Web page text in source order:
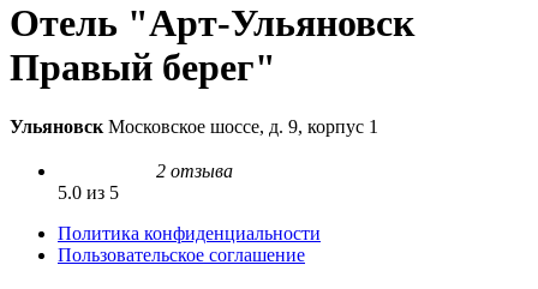
Отель "Арт-Ульяновск
Правый берег"
Ульяновск Московское шоссе, д. 9, корпус 1
2 отзыва
5.0 из 5
Политика конфиденциальности
Пользовательское соглашение